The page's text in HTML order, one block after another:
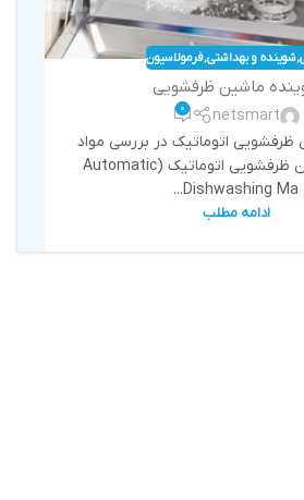
,شوینده و بهداشتی,فرمولاسیون
ماشین ظرفشویی
netsmart
0
ظرفشویی اتوماتیک در بررسی مواد
شوینده ماشین ظرفشویی اتوماتیک (Automatic
Dishwashing Ma...
ادامه مطلب